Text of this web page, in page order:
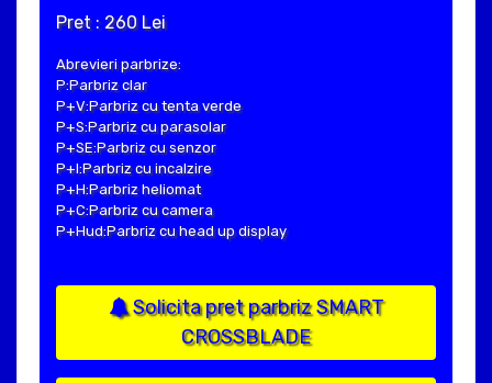
Pret : 260 Lei
Abrevieri parbrize:
P:Parbriz clar
P+V:Parbriz cu tenta verde
P+S:Parbriz cu parasolar
P+SE:Parbriz cu senzor
P+I:Parbriz cu incalzire
P+H:Parbriz heliomat
P+C:Parbriz cu camera
P+Hud:Parbriz cu head up display
Solicita pret parbriz SMART
CROSSBLADE